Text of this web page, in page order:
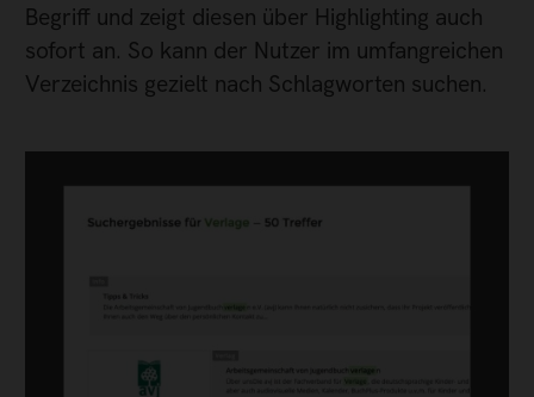
Begriff und zeigt diesen über Highlighting auch
sofort an. So kann der Nutzer im umfangreichen
Verzeichnis gezielt nach Schlagworten suchen.